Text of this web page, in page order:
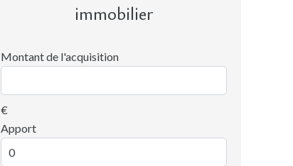
immobilier
Montant de l'acquisition
€
Apport